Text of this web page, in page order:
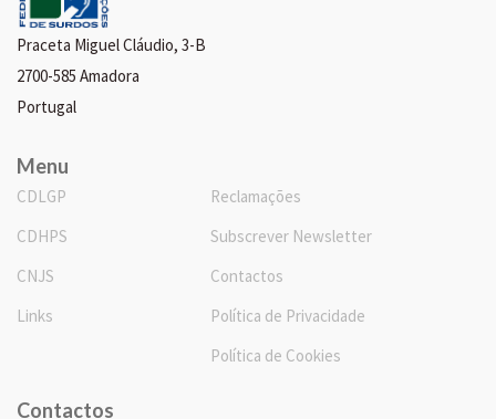
Praceta Miguel Cláudio, 3-B
2700-585 Amadora
Portugal
Menu
CDLGP
CDHPS
CNJS
Links
Reclamações
Subscrever Newsletter
Contactos
Política de Privacidade
Política de Cookies
Contactos